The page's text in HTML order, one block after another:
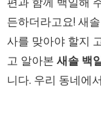
든하더라고요! 새
사를 맞아야 할지
고 알아본 새솔 백
니다. 우리 동네에